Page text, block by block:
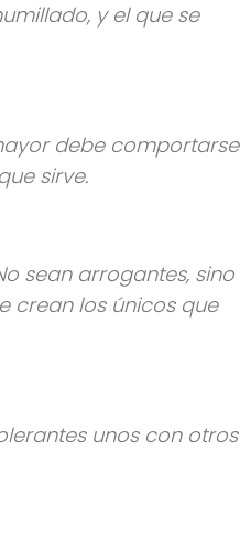
y el que se
debe comportarse
sirve.
sean arrogantes, sino
crean los únicos que
unos con otros